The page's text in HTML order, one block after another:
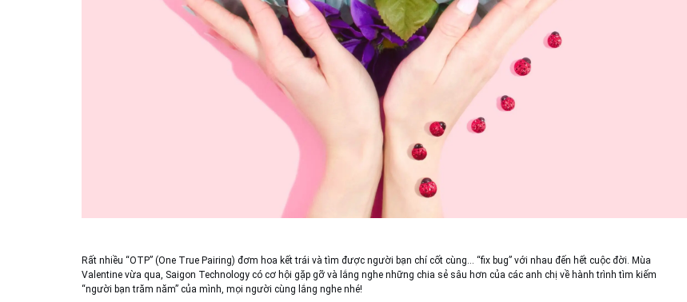
Rất nhiều “OTP” (One True Pairing) đơm hoa kết trái và tìm được người bạn chí cốt cùng… “fix bug” với nhau đến hết cuộc đời. Mùa
Valentine vừa qua, Saigon Technology có cơ hội gặp gỡ và lắng nghe những chia sẻ sâu hơn của các anh chị về hành trình tìm kiếm
“người bạn trăm năm” của mình, mọi người cùng lắng nghe nhé!